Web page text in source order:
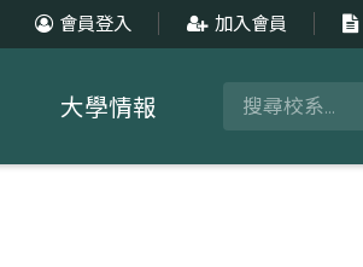
會員登入 加入會員
大學情報